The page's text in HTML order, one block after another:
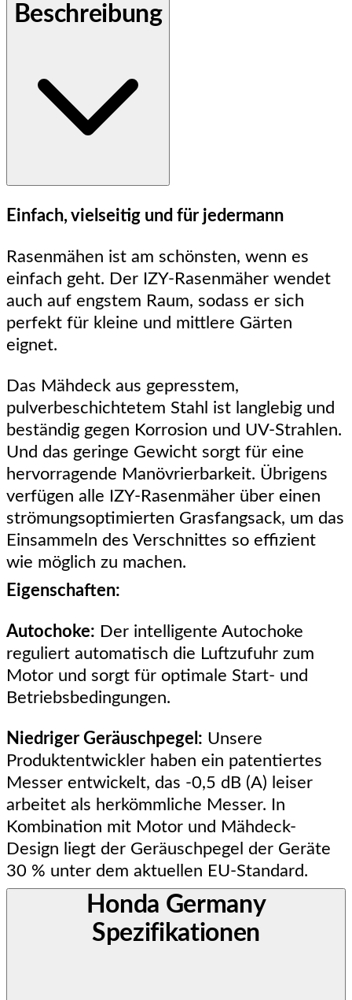
Beschreibung
Einfach, vielseitig und für jedermann
Rasenmähen ist am schönsten, wenn es
einfach geht. Der IZY-Rasenmäher wendet
auch auf engstem Raum, sodass er sich
perfekt für kleine und mittlere Gärten
eignet.
Das Mähdeck aus gepresstem,
pulverbeschichtetem Stahl ist langlebig und
beständig gegen Korrosion und UV-Strahlen.
Und das geringe Gewicht sorgt für eine
hervorragende Manövrierbarkeit. Übrigens
verfügen alle IZY-Rasenmäher über einen
strömungsoptimierten Grasfangsack, um das
Einsammeln des Verschnittes so effizient
wie möglich zu machen.
Eigenschaften:
Autochoke: Der intelligente Autochoke
reguliert automatisch die Luftzufuhr zum
Motor und sorgt für optimale Start- und
Betriebsbedingungen.
Niedriger Geräuschpegel: Unsere
Produktentwickler haben ein patentiertes
Messer entwickelt, das -0,5 dB (A) leiser
arbeitet als herkömmliche Messer. In
Kombination mit Motor und Mähdeck-
Design liegt der Geräuschpegel der Geräte
30 % unter dem aktuellen EU-Standard.
Honda Germany
Spezifikationen